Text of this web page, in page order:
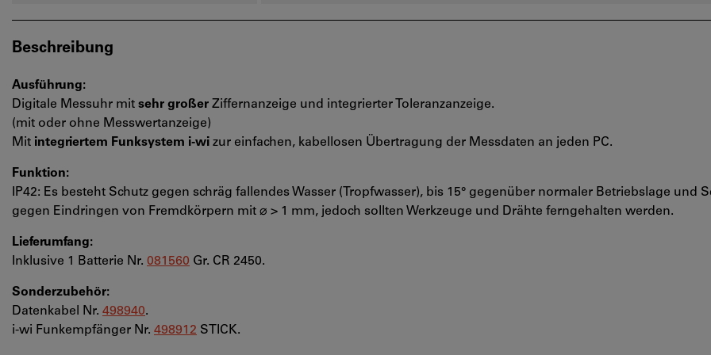
Beschreibung
Ausführung:
Digitale Messuhr mit sehr großer Ziffernanzeige und integrierter Toleranzanzeige.
(mit oder ohne Messwertanzeige)
Mit integriertem Funksystem i-wi zur einfachen, kabellosen Übertragung der Messdaten an jeden PC.
Funktion:
IP42: Es besteht Schutz gegen schräg fallendes Wasser (Tropfwasser), bis 15° gegenüber normaler Betriebslage und
gegen Eindringen von Fremdkörpern mit ⌀ > 1 mm, jedoch sollten Werkzeuge und Drähte ferngehalten werden.
Lieferumfang:
Inklusive 1 Batterie Nr. 081560 Gr. CR 2450.
Sonderzubehör:
Datenkabel Nr. 498940.
i-wi Funkempfänger Nr. 498912 STICK.